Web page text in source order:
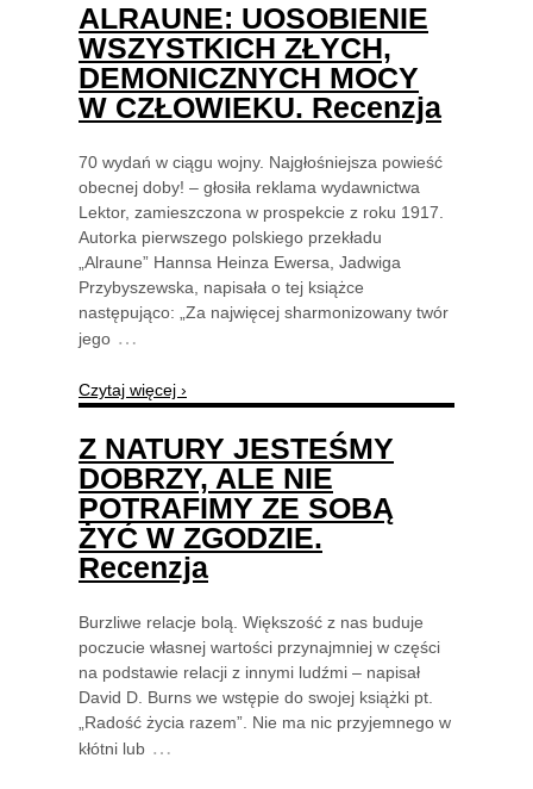
ALRAUNE: UOSOBIENIE
WSZYSTKICH ZŁYCH,
DEMONICZNYCH MOCY
W CZŁOWIEKU. Recenzja
70 wydań w ciągu wojny. Najgłośniejsza powieść
obecnej doby! – głosiła reklama wydawnictwa
Lektor, zamieszczona w prospekcie z roku 1917.
Autorka pierwszego polskiego przekładu
„Alraune” Hannsa Heinza Ewersa, Jadwiga
Przybyszewska, napisała o tej książce
następująco: „Za najwięcej sharmonizowany twór
jego …
Czytaj więcej ›
Z NATURY JESTEŚMY
DOBRZY, ALE NIE
POTRAFIMY ZE SOBĄ
ŻYĆ W ZGODZIE.
Recenzja
Burzliwe relacje bolą. Większość z nas buduje
poczucie własnej wartości przynajmniej w części
na podstawie relacji z innymi ludźmi – napisał
David D. Burns we wstępie do swojej książki pt.
„Radość życia razem”. Nie ma nic przyjemnego w
kłótni lub …